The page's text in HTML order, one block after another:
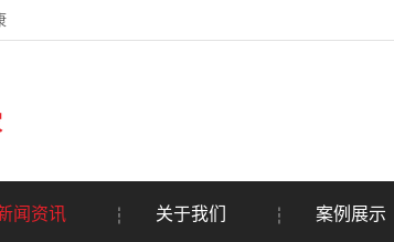
闻资讯 关于我们 案例展示